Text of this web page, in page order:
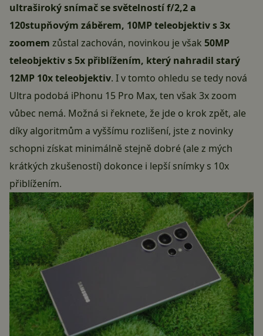
ultraširoký snímač se světelností f/2,2 a
120stupňovým záběrem, 10MP teleobjektiv s 3x
zoomem zůstal zachován, novinkou je však 50MP
teleobjektiv s 5x přiblížením, který nahradil starý
12MP 10x teleobjektiv. I v tomto ohledu se tedy nová
Ultra podobá iPhonu 15 Pro Max, ten však 3x zoom
vůbec nemá. Možná si řeknete, že jde o krok zpět, ale
díky algoritmům a vyššímu rozlišení, jste z novinky
schopni získat minimálně stejně dobré (ale z mých
krátkých zkušeností) dokonce i lepší snímky s 10x
přiblížením.